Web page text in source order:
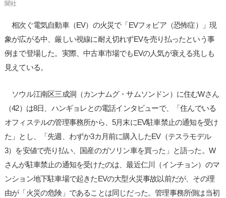
聞社
相次ぐ電気自動車（EV）の火災で「EVフォビア（恐怖症）」現
象が広がる中、厳しい視線に耐え切れずEVを売り払ったという事
例まで登場した。実際、中古車市場でもEVの人気が衰える兆しも
見えている。
ソウル江南区三成洞（カンナムグ・サムソンドン）に住むWさん
（42）は8日、ハンギョレとの電話インタビューで、「住んでいる
オフィステルの管理事務所から、5月末にEV駐車禁止の通知を受け
た」とし、「先週、わずか3カ月前に購入したEV（テスラモデル
3）を安値で売り払い、国産のガソリン車を買った」と語った。W
さんが駐車禁止の通知を受けたのは、最近仁川（インチョン）のマ
ンション地下駐車場で起きたEVの大型火災事故以前だが、その理
由が「火災の危険」であることは同じだった。管理事務所側は当初